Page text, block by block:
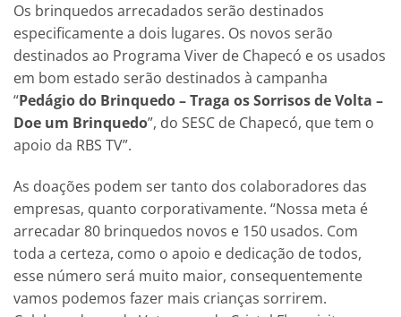
Os brinquedos arrecadados serão destinados
especificamente a dois lugares. Os novos serão
destinados ao Programa Viver de Chapecó e os usados
em bom estado serão destinados à campanha
“Pedágio do Brinquedo – Traga os Sorrisos de Volta –
Doe um Brinquedo”, do SESC de Chapecó, que tem o
apoio da RBS TV”.
As doações podem ser tanto dos colaboradores das
empresas, quanto corporativamente. “Nossa meta é
arrecadar 80 brinquedos novos e 150 usados. Com
toda a certeza, como o apoio e dedicação de todos,
esse número será muito maior, consequentemente
vamos podemos fazer mais crianças sorrirem.